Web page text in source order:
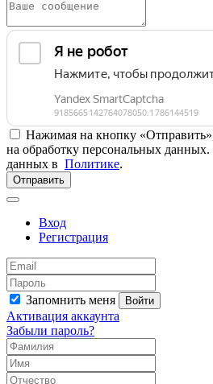
Нажимая на кнопку
на обработку персональных
данных в Политике.
Отправить
Вход
Регистрация
Запомнить меня Войти
Активация аккаунта
Забыли пароль?